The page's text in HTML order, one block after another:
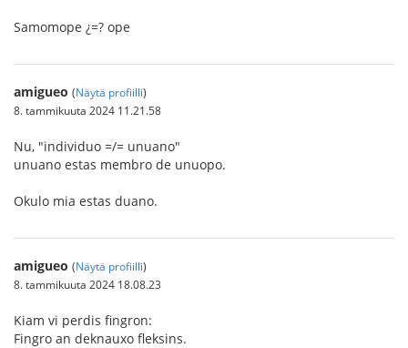
Samomope ¿=? ope
amigueo (Näytä profiilli)
8. tammikuuta 2024 11.21.58
Nu, "individuo =/= unuano"
unuano estas membro de unuopo.
Okulo mia estas duano.
amigueo (Näytä profiilli)
8. tammikuuta 2024 18.08.23
Kiam vi perdis fingron:
Fingro an deknauxo fleksins.